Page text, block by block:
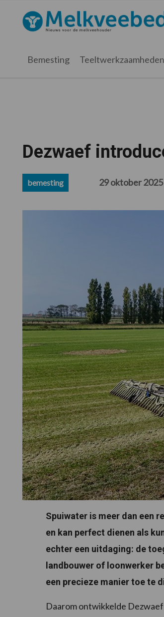
hoofdnavigatie
hoofd
eerste
voettekst
Melkveebedrijf.nl
Bemesting Teeltwerkzaamheden
Dezwaef
bemesting 29 oktober 2025
Spuiwater is meer dan een
en kan perfect dienen als
echter een uitdaging: de
landbouwer of loonwerker
een precieze manier toe te
Daarom ontwikkelde